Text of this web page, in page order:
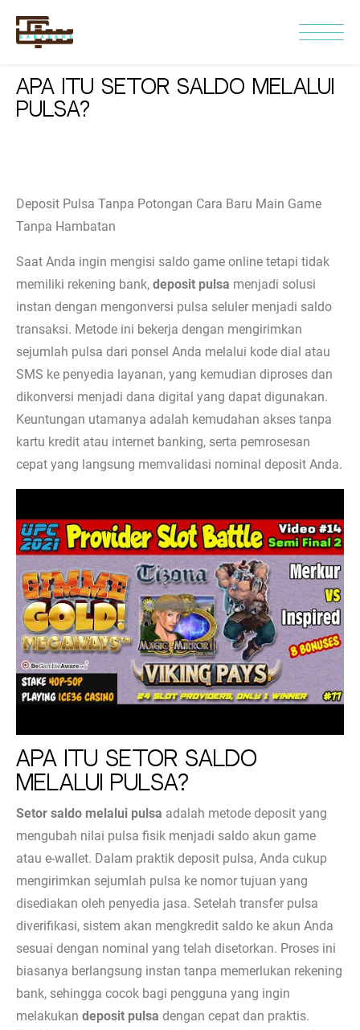
Apa Itu Setor Saldo Melalui
Pulsa?
Deposit Pulsa Tanpa Potongan Cara Baru Main Game
Tanpa Hambatan
Saat Anda ingin mengisi saldo game online tetapi tidak
memiliki rekening bank, deposit pulsa menjadi solusi
instan dengan mengonversi pulsa seluler menjadi saldo
transaksi. Metode ini bekerja dengan mengirimkan
sejumlah pulsa dari ponsel Anda melalui kode dial atau
SMS ke penyedia layanan, yang kemudian diproses dan
dikonversi menjadi dana digital yang dapat digunakan.
Keuntungan utamanya adalah kemudahan akses tanpa
kartu kredit atau internet banking, serta pemrosesan
cepat yang langsung memvalidasi nominal deposit Anda.
Apa Itu Setor Saldo
Melalui Pulsa?
Setor saldo melalui pulsa adalah metode deposit yang
mengubah nilai pulsa fisik menjadi saldo akun game
atau e-wallet. Dalam praktik deposit pulsa, Anda cukup
mengirimkan sejumlah pulsa ke nomor tujuan yang
disediakan oleh penyedia jasa. Setelah transfer pulsa
diverifikasi, sistem akan mengkredit saldo ke akun Anda
sesuai dengan nominal yang telah disetorkan. Proses ini
biasanya berlangsung instan tanpa memerlukan rekening
bank, sehingga cocok bagi pengguna yang ingin
melakukan deposit pulsa dengan cepat dan praktis.